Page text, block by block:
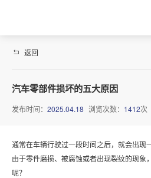
网站首页
公司介绍
企业文化 荣誉资质
质控流程
试验检测
安全带系统紧固件
驻车刹车系统
铝合金紧固件
返回
汽车零部件损坏的五大原因
发布时间： 2025.04.18 浏览次数： 1412次
通常在车辆行驶过一段时间之后，就会出现
由于零件磨损、被腐蚀或者出现裂纹的现象
呢？